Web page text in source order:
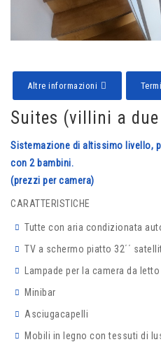
Altre informazioni
Suites (villini a
Sistemazione di altissimo livello,
con 2 bambini.
(prezzi per camera)
CARATTERISTICHE
Tutte con aria condizionata
TV a schermo piatto 32΄΄
Lampade per la camera da
Minibar
Asciugacapelli
Mobili in legno con tessuti di